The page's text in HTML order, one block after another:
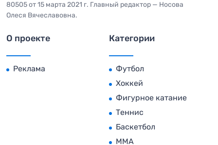
80505 от 15 марта 2021 г. Главный редактор — Носова
Олеся Вячеславовна.
О проекте
Реклама
Категории
Футбол
Хоккей
Фигурное катание
Теннис
Баскетбол
MMA